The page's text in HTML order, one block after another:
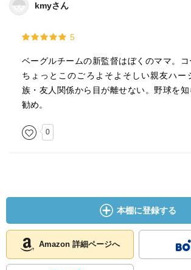
kmyさん
5
ベーグルチームの新監督はぼくのママ。コ
ちょっとこのごろよそよそしい親友ハー
族・友人関係から目が離せない。野球を
勧め。
0
本棚に登録する
Amazon 詳細ページへ